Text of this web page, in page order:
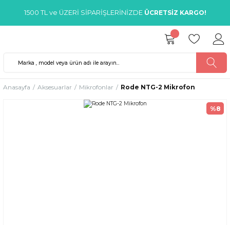
1500 TL ve ÜZERİ SİPARİŞLERİNİZDE ÜCRETSİZ KARGO!
Anasayfa Aksesuarlar Mikrofonlar Rode NTG-2 Mikrofon
%8